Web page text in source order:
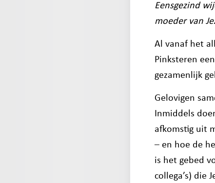
Eensgezind
moeder van
Al vanaf het
Pinksteren
gezamenlijk
Gelovigen
Inmiddels
afkomstig uit
– en hoe de
is het gebed
collega’s) die